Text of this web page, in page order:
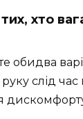
хто
обидва
слід час